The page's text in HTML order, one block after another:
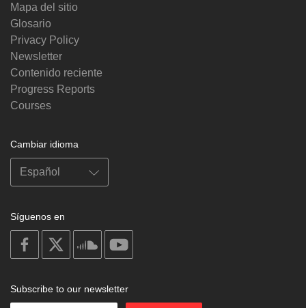
Mapa del sitio
Glosario
Privacy Policy
Newsletter
Contenido reciente
Progress Reports
Courses
Cambiar idioma
Síguenos en
on
facebook
soundcloud
Subscribe to our newsletter